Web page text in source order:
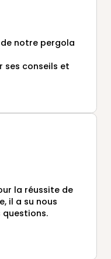
notre pergola
ses conseils et
la réussite de
il a su nous